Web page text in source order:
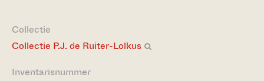
Collectie
Collectie P.J. de Ruiter-Lolkus
Inventarisnummer